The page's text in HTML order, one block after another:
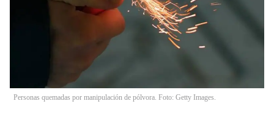
Personas quemadas por manipulación de pólvora. Foto: Getty Images.